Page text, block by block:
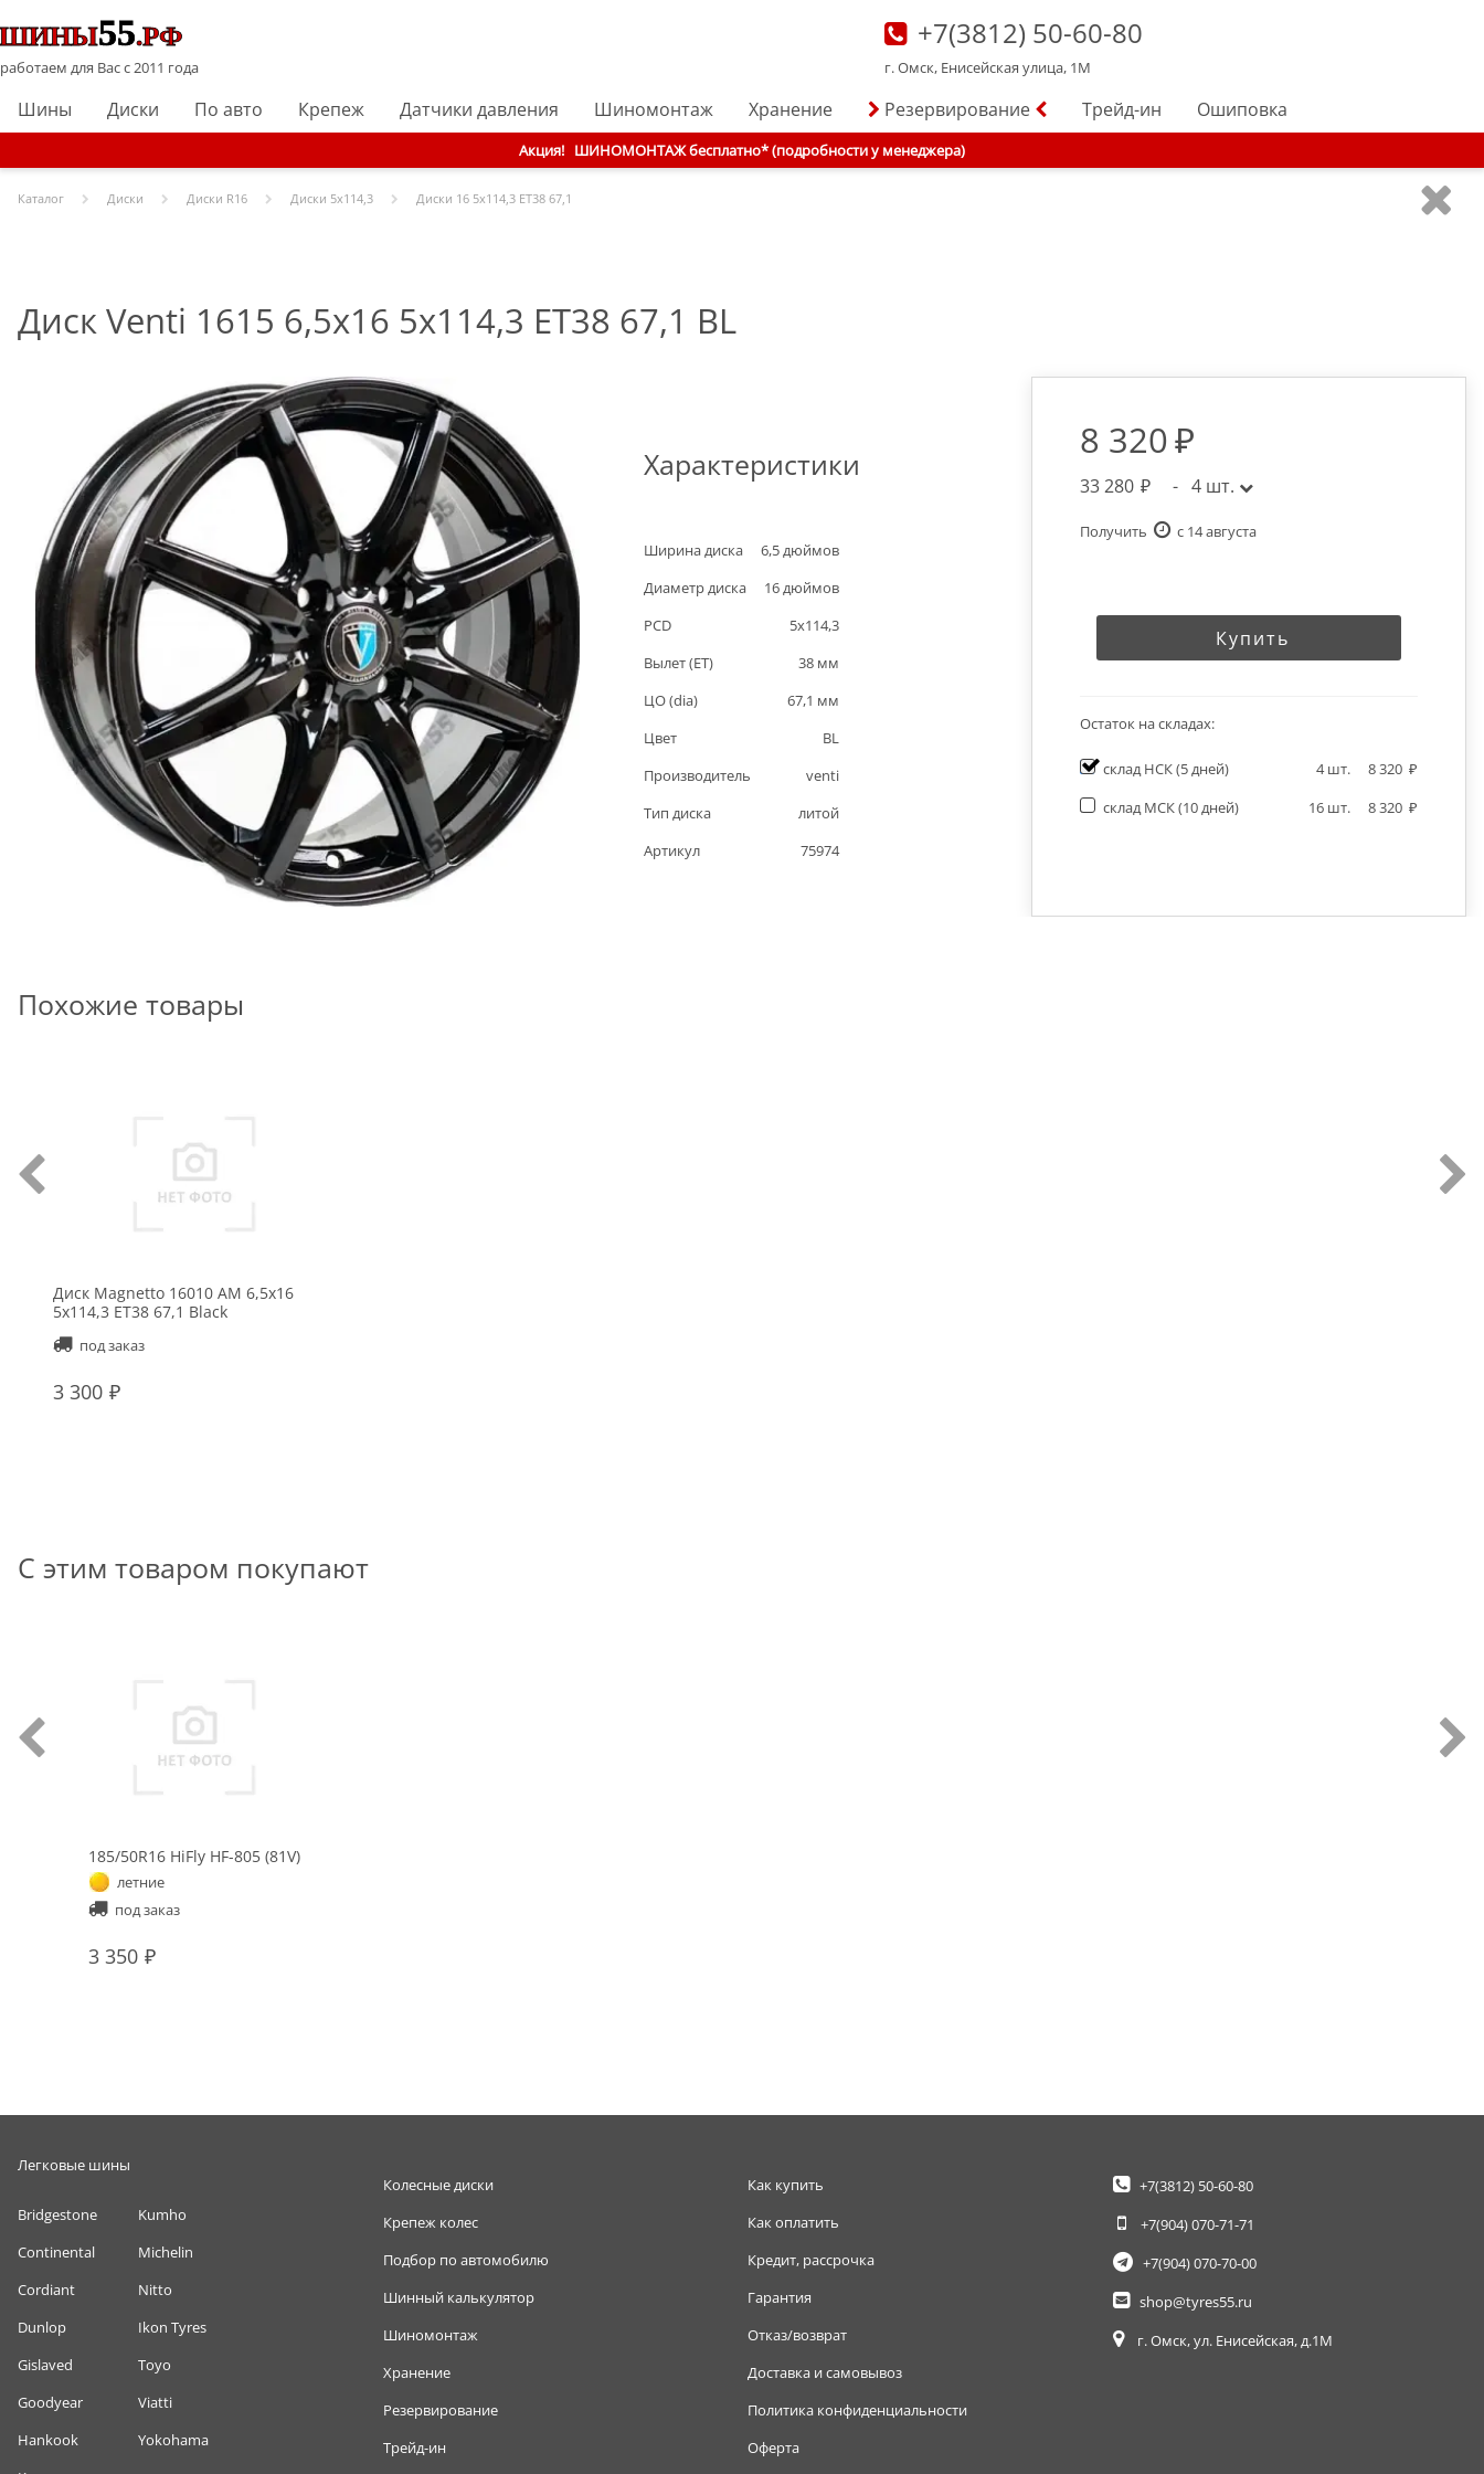
работаем для Вас с 2011 года
+7(3812) 50-60-80
г. Омск, Енисейская улица, 1М
Шины Диски По авто Крепеж Датчики давления Шиномонтаж Хранение Резервирование Трейд-ин Ошиповка
Акция! ШИНОМОНТАЖ бесплатно* (подробности у менеджера)
Каталог Диски Диски R16 Диски 5x114,3 Диски 16 5x114,3 ET38 67,1
Диск Venti 1615 6,5x16 5x114,3 ET38 67,1 BL
Характеристики
Ширина диска 6,5дюймов
Диаметр диска
16дюймов
PCD
5x114,3
Вылет (ET)
38 мм
ЦО (dia)
67,1 мм
Цвет
BL
Производитель
venti
Тип диска
литой
Артикул
75974
8 320
33 280 - 4 шт.
Получить c 14 августа
Купить
Остаток на складах:
склад НСК(5 дней) 4шт.
8 320
склад МСК(10 дней) 16 шт. 8 320
Похожие товары
Диск Magnetto 16010 AM 6,5x16
5x114,3 ET38 67,1 Black
под заказ
3 300
С этим товаром покупают
185/50R16 HiFly HF-805 (81V)
летние
под заказ
3 350
Легковые шины
Bridgestone
Continental
Cordiant
Dunlop
Gislaved
Goodyear
Hankook
Kumho
Michelin
Nitto
Ikon Tyres
Toyo
Viatti
Yokohama
Колесные диски
Крепеж колес
Подбор по автомобилю
Шинный калькулятор
Шиномонтаж
Хранение
Резервирование
Трейд-ин
Как купить
Как оплатить
Кредит, рассрочка
Гарантия
Отказ/возврат
Доставка и самовывоз
Политика конфиденциальности
Оферта
+7(3812)50-60-80
+7(904)070-71-71
+7(904)070-70-00
shop@tyres55.ru
г. Омск, ул. Енисейская, д.1М